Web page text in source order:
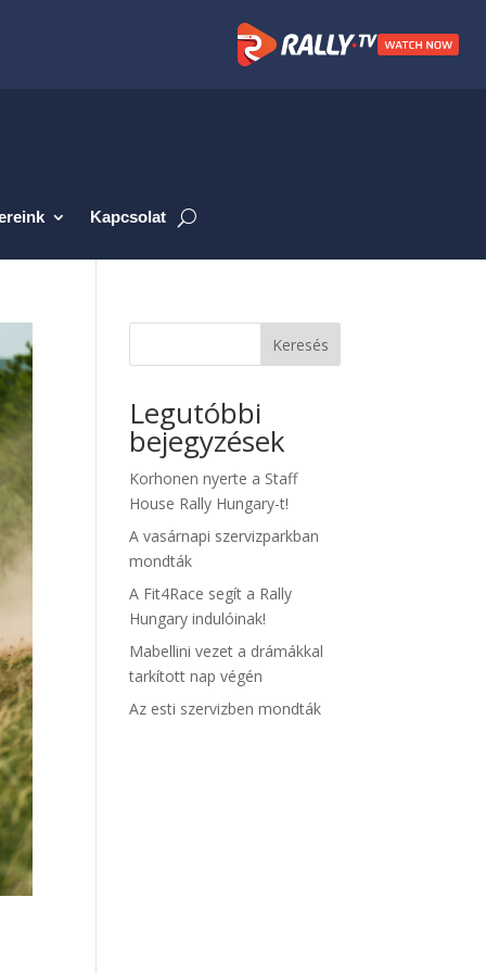
Kapcsolat
Keresés
Legutóbbi
bejegyzések
Korhonen nyerte a Staff
House Rally Hungary-t!
A vasárnapi szervizparkban
mondták
A Fit4Race segít a Rally
Hungary indulóinak!
Mabellini vezet a drámákkal
tarkított nap végén
Az esti szervizben mondták